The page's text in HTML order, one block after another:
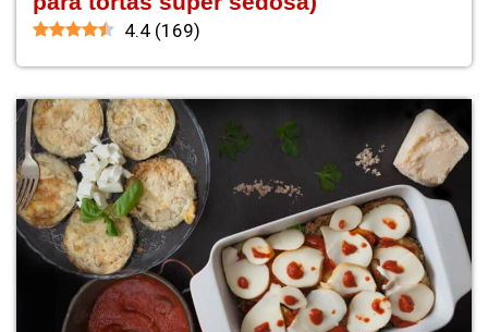
4.4 (169)